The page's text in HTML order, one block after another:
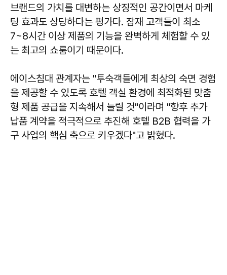
브랜드의 가치를 대변하는 상징적인 공간이면서 마케
팅 효과도 상당하다는 평가다. 잠재 고객들이 최소
7~8시간 이상 제품의 기능을 완벽하게 체험할 수 있
는 최고의 쇼룸이기 때문이다.
에이스침대 관계자는 "투숙객들에게 최상의 숙면 경험
을 제공할 수 있도록 호텔 객실 환경에 최적화된 맞춤
형 제품 공급을 지속해서 늘릴 것"이라며 "향후 추가
납품 계약을 적극적으로 추진해 호텔 B2B 협력을 가
구 사업의 핵심 축으로 키우겠다"고 밝혔다.